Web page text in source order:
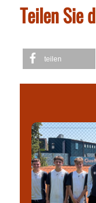
Teilen Sie
teilen